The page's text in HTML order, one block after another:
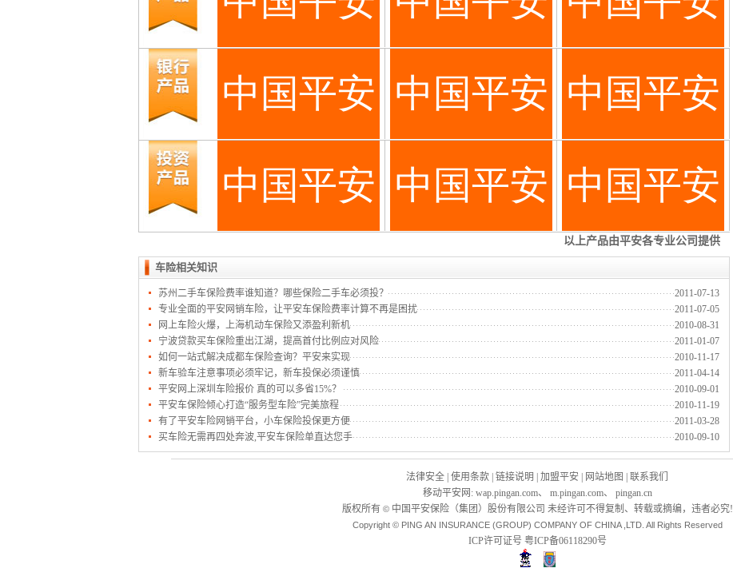
车险相关知识
苏州二手车保险费率谁知道？哪些保险二手车必须投？
2011-07-13
专业全面的平安网销车险，让平安车保险费率计算不再是困扰
2011-07-05
网上车险火爆，上海机动车保险又添盈利新机
2010-08-31
宁波贷款买车保险重出江湖，提高首付比例应对风险
2011-01-07
如何一站式解决成都车保险查询？平安来实现
2010-11-17
新车验车注意事项必须牢记，新车投保必须谨慎
2011-04-14
平安网上深圳车险报价 真的可以多省15%？
2010-09-01
平安车保险倾心打造“服务型车险”完美旅程
2010-11-19
有了平安车险网销平台，小车保险投保更方便
2011-03-28
买车险无需再四处奔波,平安车保险单直达您手
2010-09-10
法律安全 使用条款 链接说明 加盟平安 网站地图
联系我们
移动平安网 : wap.pingan.com、 m.pingan.com、 pingan.cn
版权所有 ©中国平安保险（集团）股份有限公司 未经许可不得复制、转载或摘编，违者必究!
Copyright © PING AN INSURANCE (GROUP) COMPANY OF CHINA ,LTD. All Rights Reserved
ICP许可证号 粤ICP备06118290号